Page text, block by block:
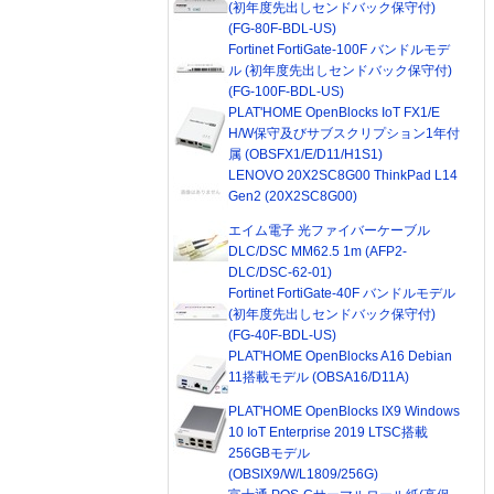
(初年度先出しセンドバック保守付)
(FG-80F-BDL-US)
Fortinet FortiGate-100F バンドルモデ
ル (初年度先出しセンドバック保守付)
(FG-100F-BDL-US)
PLAT'HOME OpenBlocks IoT FX1/E
H/W保守及びサブスクリプション1年付
属 (OBSFX1/E/D11/H1S1)
LENOVO 20X2SC8G00 ThinkPad L14
Gen2 (20X2SC8G00)
エイム電子 光ファイバーケーブル
DLC/DSC MM62.5 1m (AFP2-
DLC/DSC-62-01)
Fortinet FortiGate-40F バンドルモデル
(初年度先出しセンドバック保守付)
(FG-40F-BDL-US)
PLAT'HOME OpenBlocks A16 Debian
11搭載モデル (OBSA16/D11A)
PLAT'HOME OpenBlocks IX9 Windows
10 IoT Enterprise 2019 LTSC搭載
256GBモデル
(OBSIX9/W/L1809/256G)